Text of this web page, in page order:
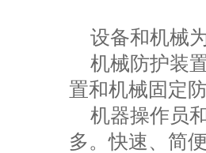
设备和机械
机械防护装
置和机械固定
机器操作员
多。快速、简